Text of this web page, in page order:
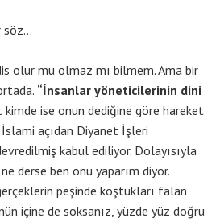
söz…
olur mu olmaz mı bilmem. Ama bir
“İnsanlar yöneticilerinin dini
kimde ise onun dediğine göre hareket
açıdan Diyanet İşleri
kabul ediliyor. Dolayısıyla
derse ben onu yaparım diyor.
peşinde koştukları falan
içine de soksanız, yüzde yüz doğru